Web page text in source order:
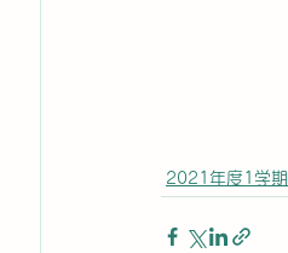
2021年度1学期